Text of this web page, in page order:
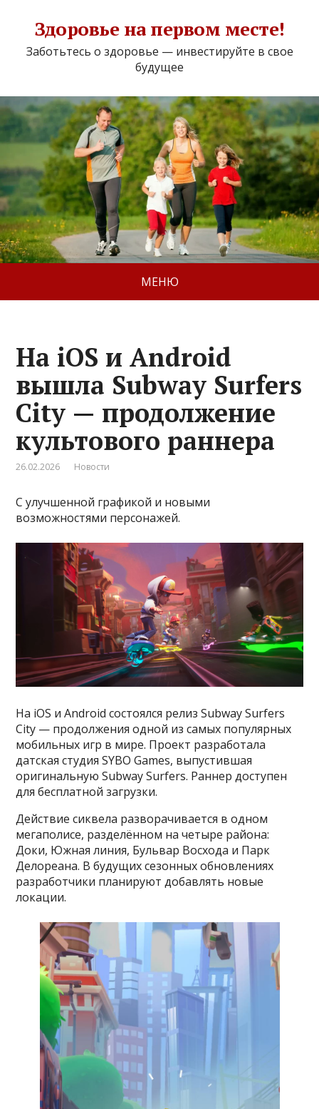
Здоровье на первом месте!
Заботьтесь о здоровье — инвестируйте в свое
будущее
МЕНЮ
На iOS и Android
вышла Subway Surfers
City — продолжение
культового раннера
26.02.2026 Новости
С улучшенной графикой и новыми
возможностями персонажей.
На iOS и Android состоялся релиз Subway Surfers
City — продолжения одной из самых популярных
мобильных игр в мире. Проект разработала
датская студия SYBO Games, выпустившая
оригинальную Subway Surfers. Раннер доступен
для бесплатной загрузки.
Действие сиквела разворачивается в одном
мегаполисе, разделённом на четыре района:
Доки, Южная линия, Бульвар Восхода и Парк
Делореана. В будущих сезонных обновлениях
разработчики планируют добавлять новые
локации.